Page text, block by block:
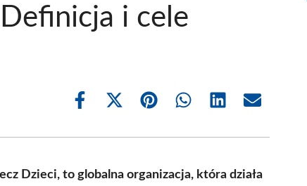
i cele
Share
Share
(Twitter)
Share Share Share Share
Dzieci, to globalna organizacja, która działa